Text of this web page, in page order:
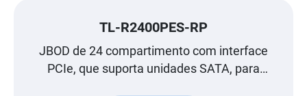
TL-R2400PES-RP
JBOD de 24 compartimento com interface
PCIe, que suporta unidades SATA, para